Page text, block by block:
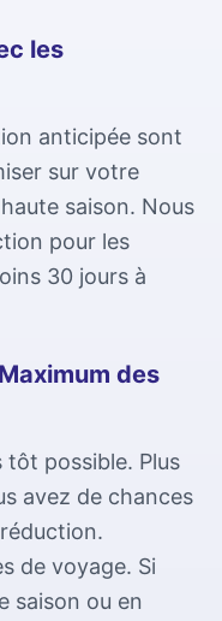
de Heathrow
de Malpensa
de Bergamo
de Dublin
pour vous aider
les
anticipée sont
sur votre
saison. Nous
pour les
30 jours à
des
tôt possible. Plus
avez de chances
de voyage. Si
saison ou en